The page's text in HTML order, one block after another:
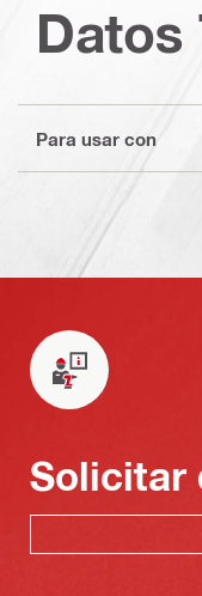
Datos
Para usar con
Solicitar